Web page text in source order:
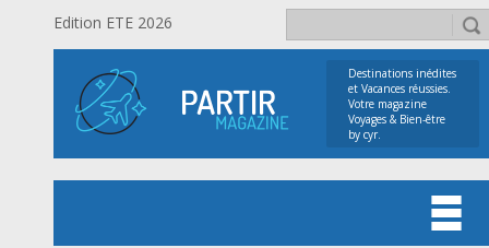
Edition ETE 2026
Destinations inédites
et Vacances réussies.
Votre magazine
Voyages & Bien-être
by cyr.